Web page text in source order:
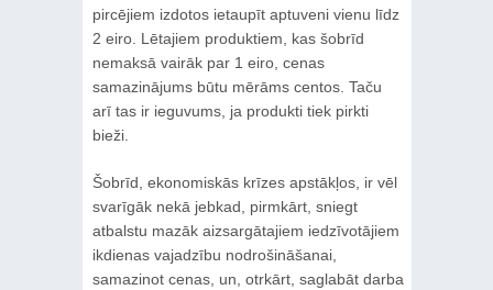
pircējiem izdotos ietaupīt aptuveni vienu līdz
2 eiro. Lētajiem produktiem, kas šobrīd
nemaksā vairāk par 1 eiro, cenas
samazinājums būtu mērāms centos. Taču
arī tas ir ieguvums, ja produkti tiek pirkti
bieži.
Šobrīd, ekonomiskās krīzes apstākļos, ir vēl
svarīgāk nekā jebkad, pirmkārt, sniegt
atbalstu mazāk aizsargātajiem iedzīvotājiem
ikdienas vajadzību nodrošināšanai,
samazinot cenas, un, otrkārt, saglabāt darba